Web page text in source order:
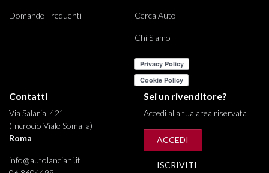
Domande Frequenti Cerca Auto
Chi Siamo
Contatti
Via Salaria, 421
(Incrocio Viale Somalia)
Roma
info@autolanciani.it
Sei un rivenditore?
Accedi alla tua area riservata
ACCEDI
ISCRIVITI